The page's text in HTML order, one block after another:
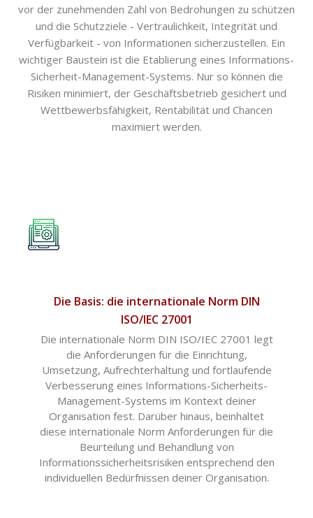
vor der zunehmenden Zahl von Bedrohungen zu schützen
und die Schutzziele - Vertraulichkeit, Integrität und
Verfügbarkeit - von Informationen sicherzustellen. Ein
wichtiger Baustein ist die Etablierung eines Informations-
Sicherheit-Management-Systems. Nur so können die
Risiken minimiert, der Geschäftsbetrieb gesichert und
Wettbewerbsfähigkeit, Rentabilität und Chancen
maximiert werden.
Die Basis: die internationale Norm DIN
ISO/IEC 27001
Die internationale Norm DIN ISO/IEC 27001 legt
die Anforderungen für die Einrichtung,
Umsetzung, Aufrechterhaltung und fortlaufende
Verbesserung eines Informations-Sicherheits-
Management-Systems im Kontext deiner
Organisation fest. Darüber hinaus, beinhaltet
diese internationale Norm Anforderungen für die
Beurteilung und Behandlung von
Informationssicherheitsrisiken entsprechend den
individuellen Bedürfnissen deiner Organisation.